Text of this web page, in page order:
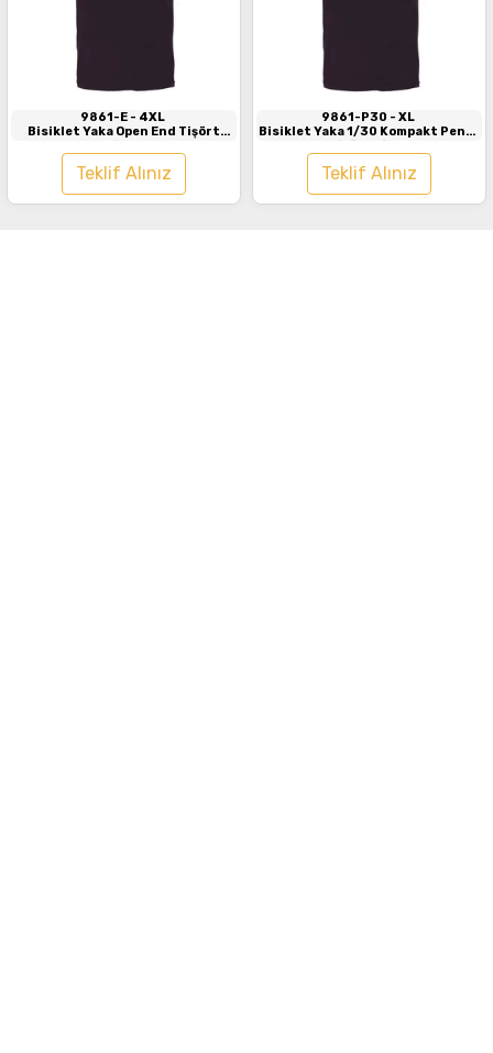
9861-E - 4XL
Bisiklet Yaka Open End Tişört
Siyah
Teklif Alınız
9861-P30 - XL
Bisiklet Yaka 1/30 Kompakt Penye
Tişört Siyah
Teklif Alınız